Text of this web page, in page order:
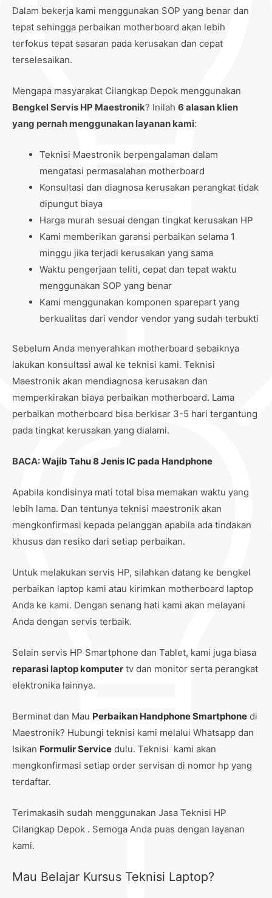
Dalam bekerja kami menggunakan SOP yang benar dan
tepat sehingga perbaikan motherboard akan lebih
terfokus tepat sasaran pada kerusakan dan cepat
terselesaikan.
Mengapa masyarakat Cilangkap Depok menggunakan
Bengkel Servis HP Maestronik? Inilah 6 alasan klien
yang pernah menggunakan layanan kami:
Teknisi Maestronik berpengalaman dalam
mengatasi permasalahan motherboard
Konsultasi dan diagnosa kerusakan perangkat tidak
dipungut biaya
Harga murah sesuai dengan tingkat kerusakan HP
Kami memberikan garansi perbaikan selama 1
minggu jika terjadi kerusakan yang sama
Waktu pengerjaan teliti, cepat dan tepat waktu
menggunakan SOP yang benar
Kami menggunakan komponen sparepart yang
berkualitas dari vendor vendor yang sudah terbukti
Sebelum Anda menyerahkan motherboard sebaiknya
lakukan konsultasi awal ke teknisi kami. Teknisi
Maestronik akan mendiagnosa kerusakan dan
memperkirakan biaya perbaikan motherboard. Lama
perbaikan motherboard bisa berkisar 3-5 hari tergantung
pada tingkat kerusakan yang dialami.
BACA:Wajib Tahu 8 Jenis IC pada Handphone
Apabila kondisinya mati total bisa memakan waktu yang
lebih lama. Dan tentunya teknisi maestronik akan
mengkonfirmasi kepada pelanggan apabila ada tindakan
khusus dan resiko dari setiap perbaikan.
Untuk melakukan servis HP, silahkan datang ke bengkel
perbaikan laptop kami atau kirimkan motherboard laptop
Anda ke kami. Dengan senang hati kami akan melayani
Anda dengan servis terbaik.
Selain servis HP Smartphone dan Tablet, kami juga biasa
reparasi laptop komputer tv dan monitor serta perangkat
elektronika lainnya.
Berminat dan Mau Perbaikan Handphone Smartphone di
Maestronik? Hubungi teknisi kami melalui Whatsapp dan
Isikan Formulir Service dulu. Teknisi kami akan
mengkonfirmasi setiap order servisan di nomor hp yang
terdaftar.
Terimakasih sudah menggunakan Jasa Teknisi HP
Cilangkap Depok . Semoga Anda puas dengan layanan
kami.
Mau Belajar Kursus Teknisi Laptop?